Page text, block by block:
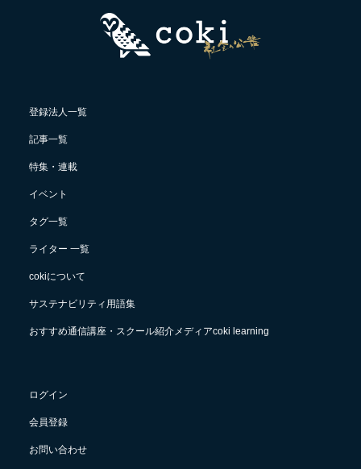
登録法人一覧
記事一覧
特集・連載
イベント
タグ一覧
ライター 一覧
cokiについて
サステナビリティ用語集
おすすめ通信講座・スクール紹介メディアcoki learning
ログイン
会員登録
お問い合わせ